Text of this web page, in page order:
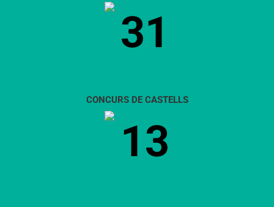
31
CONCURS DE CASTELLS
13